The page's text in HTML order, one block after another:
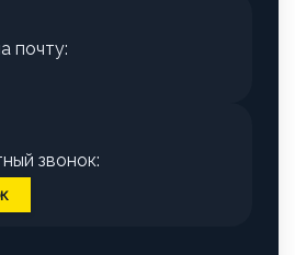
почту:
звонок: